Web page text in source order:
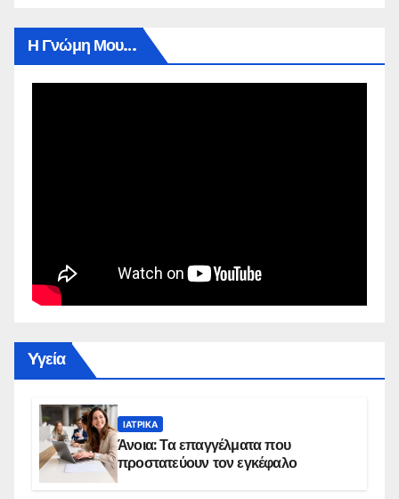
Η Γνώμη Μου…
Yγεία
ΙΑΤΡΙΚΆ
Άνοια: Τα επαγγέλματα που
προστατεύουν τον εγκέφαλο